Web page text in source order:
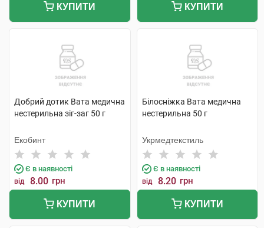
КУПИТИ КУПИТИ
Добрий дотик Вата медична
нестерильна зіг-заг 50 г
Екобинт
Є в наявності
від 8.00 грн
КУПИТИ
Білосніжка Вата медична
нестерильна 50 г
Укрмедтекстиль
Є в наявності
від 8.20 грн
КУПИТИ